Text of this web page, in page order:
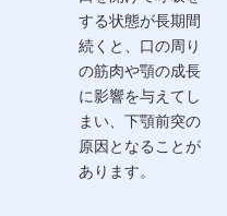
する状態が長期間
続くと、口の周り
の筋肉や顎の成長
に影響を与えてし
まい、下顎前突の
原因となることが
あります。